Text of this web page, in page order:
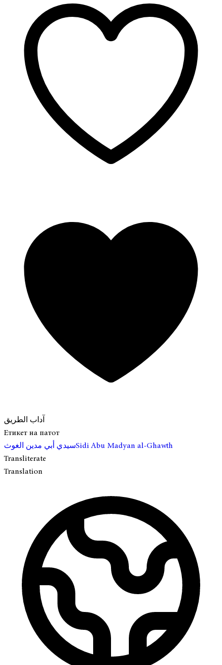
آداب الطريق
Етикет на патот
سيدي أبي مدين الغوثSidi Abu Madyan al-Ghawth
Transliterate
Translation